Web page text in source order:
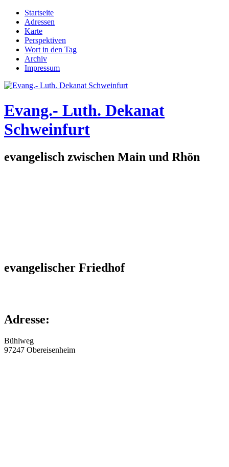
Direkt zum Inhalt
Hauptmenü
Startseite
Adressen
Karte
Perspektiven
Wort in den Tag
Archiv
Impressum
Evang.- Luth. Dekanat
Schweinfurt
evangelisch zwischen Main und Rhön
evangelischer Friedhof
Adresse:
Bühlweg
97247 Obereisenheim